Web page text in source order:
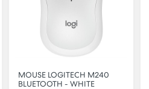
MOUSE LOGITECH M240
BLUETOOTH - WHITE